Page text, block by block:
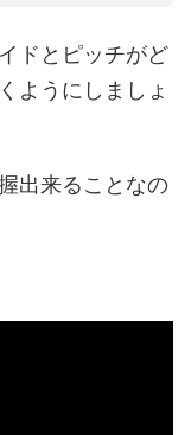
ドとピッチがど
ようにしましょ
出来ることなの